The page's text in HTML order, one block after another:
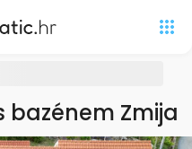
bazénem